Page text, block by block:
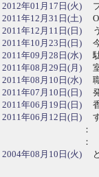
2012年01月17日(火) プ
2011年12月31日(土)
2011年12月11日(日) う
2011年10月23日(日) 今
2011年09月28日(水)
2011年08月29日(月) 室
2011年08月10日(水) 職
2011年07月10日(日)
2011年06月19日(日) 香
2011年06月12日(日) す
：
：
2004年08月10日(火) ど